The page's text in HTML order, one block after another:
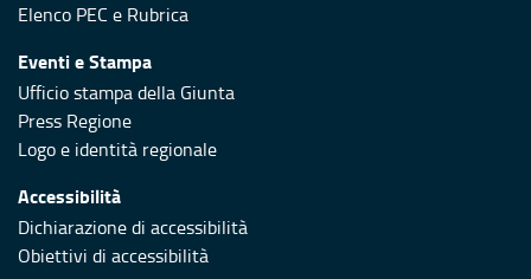
Elenco PEC e Rubrica
Eventi e Stampa
Ufficio stampa della Giunta
Press Regione
Logo e identità regionale
Accessibilità
Dichiarazione di accessibilità
Obiettivi di accessibilità